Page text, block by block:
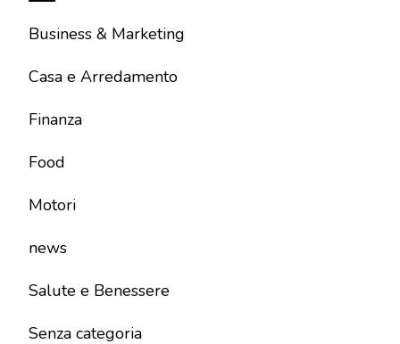
Business & Marketing
Casa e Arredamento
Finanza
Food
Motori
news
Salute e Benessere
Senza categoria